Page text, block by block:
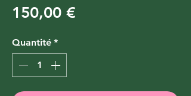
150,00 €
Quantité *